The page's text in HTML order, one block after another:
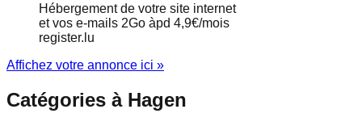
Hébergement de votre site internet
et vos e-mails 2Go àpd 4,9€/mois
register.lu
Affichez votre annonce ici »
Catégories à Hagen